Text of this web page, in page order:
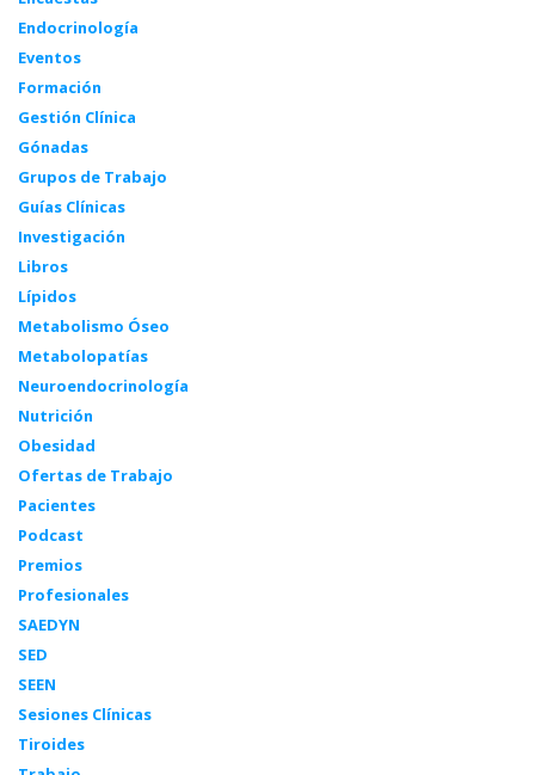
Endocrinología
Eventos
Formación
Gestión Clínica
Gónadas
Grupos de Trabajo
Guías Clínicas
Investigación
Libros
Lípidos
Metabolismo Óseo
Metabolopatías
Neuroendocrinología
Nutrición
Obesidad
Ofertas de Trabajo
Pacientes
Podcast
Premios
Profesionales
SAEDYN
SED
SEEN
Sesiones Clínicas
Tiroides